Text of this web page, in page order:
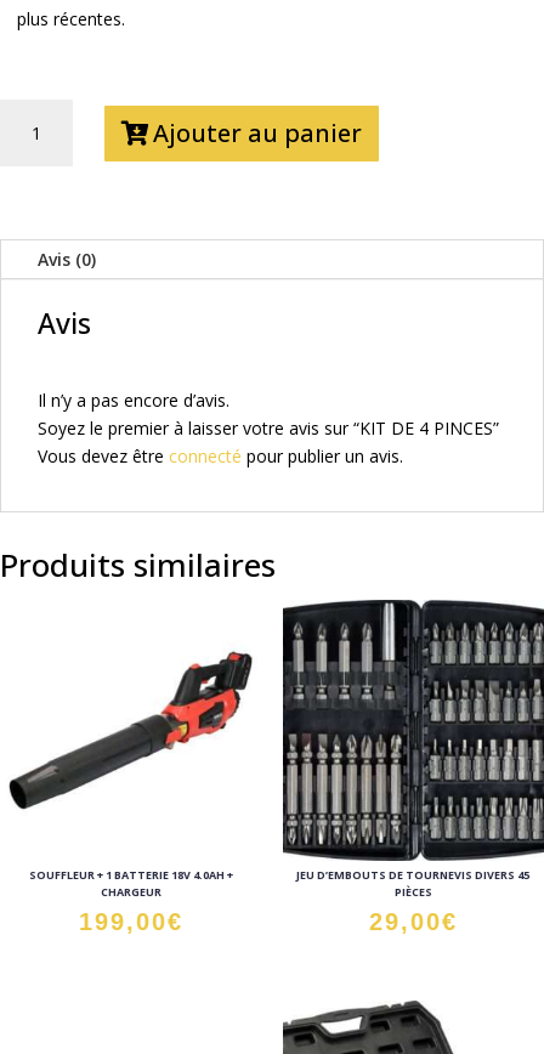
plus récentes.
PINCES
Ajouter au panier
Avis (0)
Avis
Il n’y a pas encore d’avis.
Soyez le premier à laisser votre avis sur “KIT DE 4 PINCES”
Vous devez être connecté pour publier un avis.
Produits similaires
SOUFFLEUR + 1 BATTERIE 18V 4.0AH +
CHARGEUR
199,00€
JEU D’EMBOUTS DE TOURNEVIS DIVERS 45
PIÈCES
29,00€